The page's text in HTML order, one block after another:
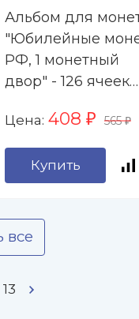
Альбом для
"Юбилейные
РФ, 1 монетный
двор" - 126 ячеек
Цена: 408 ₽ 565₽
Купить
все
13